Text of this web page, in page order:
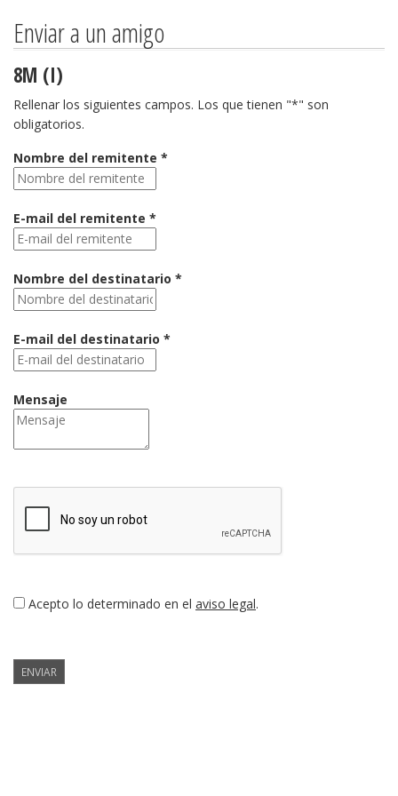
Enviar a un amigo
8M (I)
Rellenar los siguientes campos. Los que tienen "*" son
obligatorios.
Nombre del remitente *
E-mail del remitente *
Nombre del destinatario *
E-mail del destinatario *
Mensaje
Acepto lo determinado en el aviso legal.
ENVIAR